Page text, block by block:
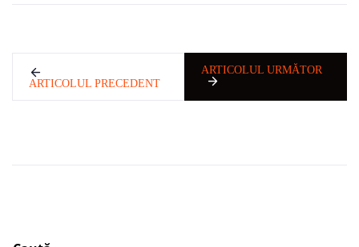
ARTICOLUL PRECEDENT
ARTICOLUL URMĂTOR